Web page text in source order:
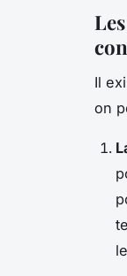
Il
on